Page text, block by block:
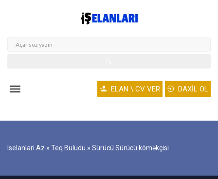
ELAN \ CV VER DAXİL OL
Iselanlari.az » Teq Buludu » Sürücü.Sürücü köməkçisi